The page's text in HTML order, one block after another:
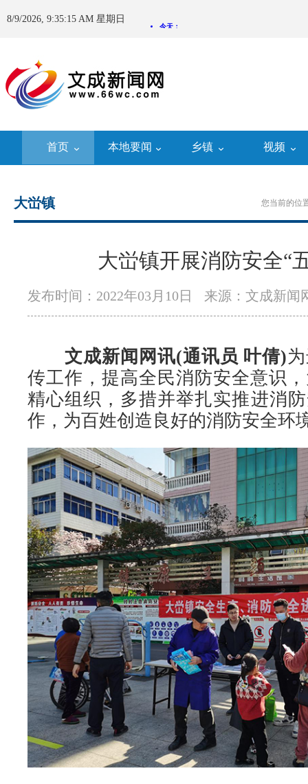
8/9/2026, 9:35:16 AM 星期日
首页 本地要闻 乡镇 视频
您当前的位
大峃镇
大峃镇开展消防安全“
发布时间：2022年03月10日 来源：文成新闻
文成新闻网讯(通讯员 叶倩)
传工作，提高全民消防安全意识
精心组织，多措并举扎实推进消
作，为百姓创造良好的消防安全环